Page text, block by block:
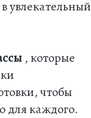
увлекательный
, которые
чтобы
для каждого.